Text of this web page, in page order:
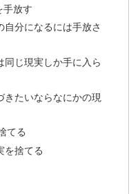
手放す
自分になるには手放さ
同じ現実しか手に入ら
きたいならなにかの現
てる
を捨てる